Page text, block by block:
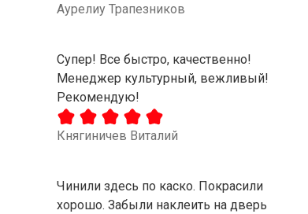
Аурелиу Трапезников
Супер! Все быстро, качественно!
Менеджер культурный, вежливый!
Рекомендую!
Княгиничев Виталий
Чинили здесь по каско. Покрасили
хорошо. Забыли наклеить на дверь